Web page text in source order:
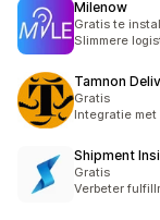
Milenow
Gratis te
Slimmere
Tamnon
Gratis
Integratie met
Shipment
Gratis
Verbeter